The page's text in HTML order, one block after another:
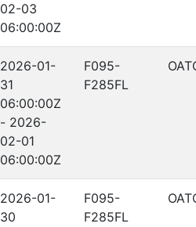
02-03
06:00:00Z
2026-01-
31
06:00:00Z
- 2026-
02-01
06:00:00Z
F095-
F285FL
2026-01-
30
F095-
F285FL